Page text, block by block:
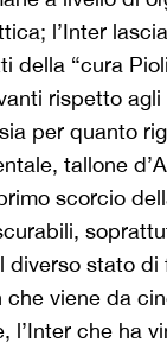
l’Inter
della “cura
rispetto
per quanto
tallone
scorcio
diverso stato di
viene da
l’Inter che ha